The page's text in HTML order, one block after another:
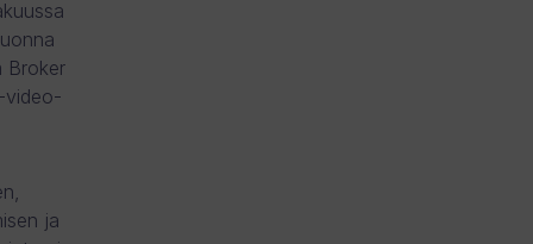
Broker
video-
ja